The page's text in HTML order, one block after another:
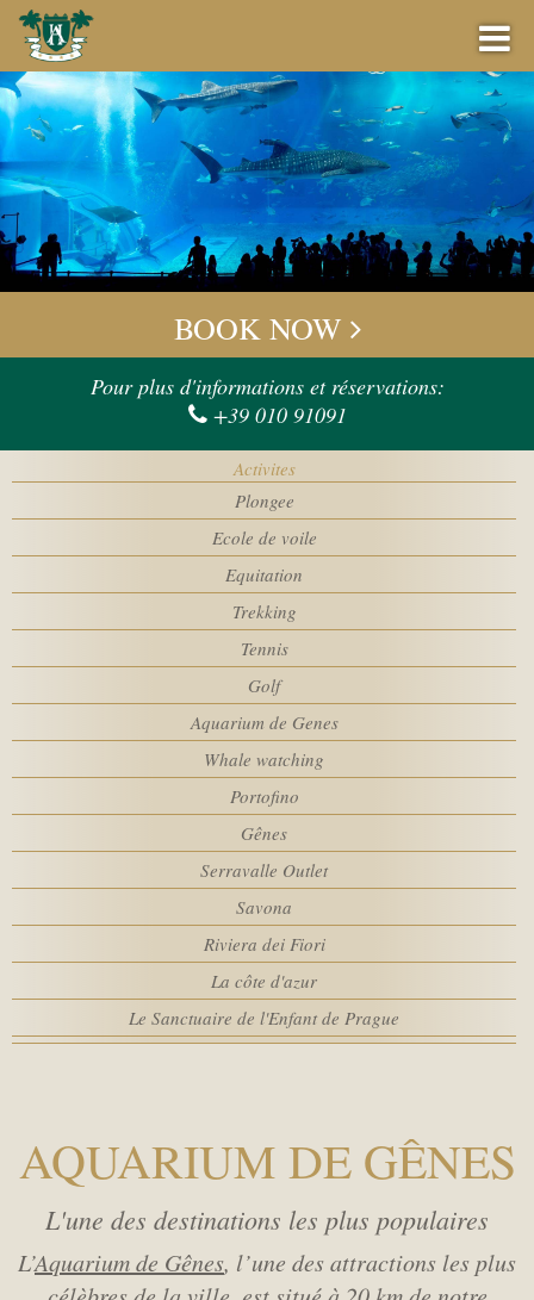
RÉSERVATION
MEILLEUR PRIX GARANTI
OFFRES
BAR
ÉVÉNEMENT
SPA
MEETINGS
SERVICES
POLITIQUES DE L’HÔTEL
ACTIVITÉS
WEBCAM
BOOK NOW
Check-in
Check-out
Chambres
Adultes
Enfants
Promo code
Pour plus d'informations et réservations:
+39 010 91091
Activites
Plongee
Ecole de voile
Equitation
Trekking
Tennis
Golf
Aquarium de Genes
Whale watching
Portofino
Gênes
Serravalle Outlet
Savona
Riviera dei Fiori
La côte d'azur
Le Sanctuaire de l'Enfant de Prague
AQUARIUM DE GÊNES
L'une des destinations les plus populaires
L’Aquarium de Gênes, l’une des attractions les plus